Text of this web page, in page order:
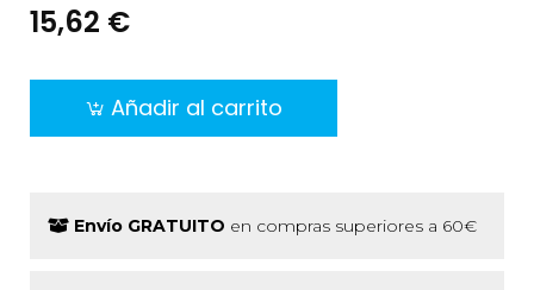
15,62 €
Añadir al carrito
Envío GRATUITO en compras superiores a 60€